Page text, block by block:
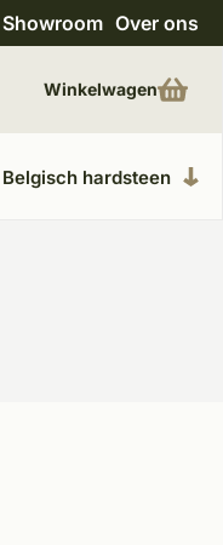
Showroom Over ons
Belgisch hardsteen
Winkelwagen